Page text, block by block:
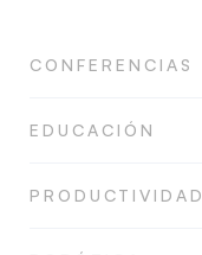
CONFERENCIAS
EDUCACIÓN
PRODUCTIVIDAD